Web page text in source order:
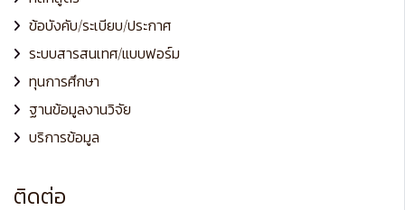
ข้อบังคับ/ระเบียบ/ประกาศ
ระบบสารสนเทศ/แบบฟอร์ม
ทุนการศึกษา
ฐานข้อมูลงานวิจัย
บริการข้อมูล
ติดต่อ